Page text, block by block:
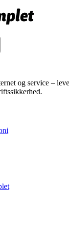
og service –